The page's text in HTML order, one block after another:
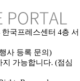
국프레스센터 4층 서
사 등록 문의)
지 가능합니다. (점심